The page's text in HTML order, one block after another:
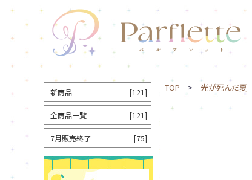
TOP > 光が死んだ夏
新商品 [121]
全商品一覧 [121]
7月販売終了 [75]